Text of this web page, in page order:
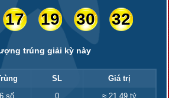
17 19 30 32
trúng giải kỳ này
SL
Giá trị
6 số 0
≈ 21,49 tỷ